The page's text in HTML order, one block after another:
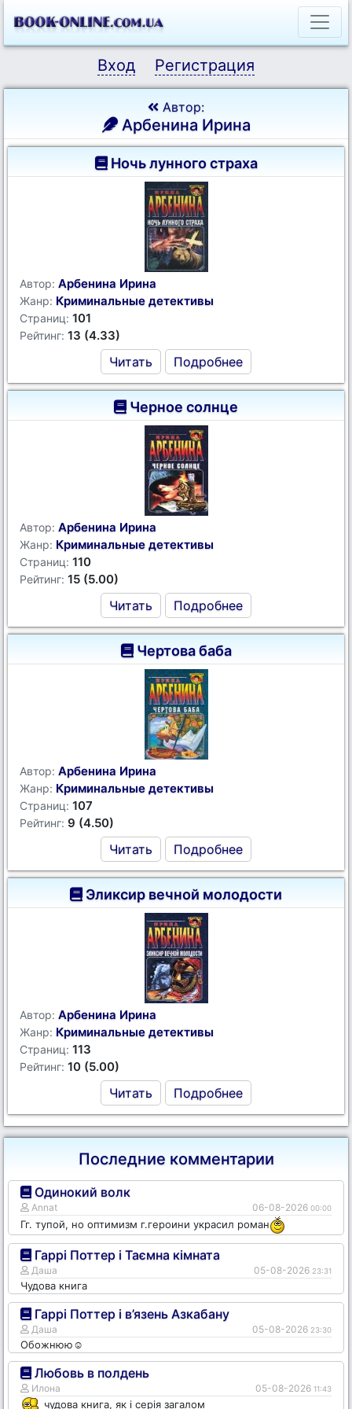
Вход Регистрация
Автор:
Арбенина Ирина
Ночь лунного страха
Автор: Арбенина Ирина
Жанр: Криминальные детективы
Страниц: 101
Рейтинг: 13 (4.33)
Читать Подробнее
Черное солнце
Автор: Арбенина Ирина
Жанр: Криминальные детективы
Страниц: 110
Рейтинг: 15 (5.00)
Читать Подробнее
Чертова баба
Автор: Арбенина Ирина
Жанр: Криминальные детективы
Страниц: 107
Рейтинг: 9 (4.50)
Читать Подробнее
Эликсир вечной молодости
Автор: Арбенина Ирина
Жанр: Криминальные детективы
Страниц: 113
Рейтинг: 10 (5.00)
Читать Подробнее
Последние комментарии
Одинокий волк
Annat 06-08-2026 00:00
Гг. тупой, но оптимизм г.героини украсил роман
Гаррі Поттер і Таємна кімната
Даша 05-08-2026 23:31
Чудова книга
Гаррі Поттер і в’язень Азкабану
Даша 05-08-2026 23:30
Обожнюю☺️
Любовь в полдень
Илона 05-08-2026 11:43
чудова книга, як і серія загалом